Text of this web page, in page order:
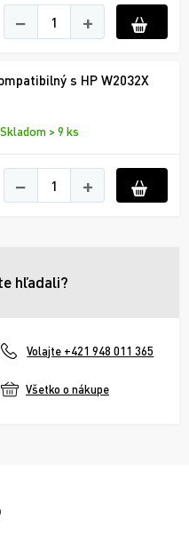
− +
s HP W2032X
Skladom > 9 ks
− +
hľadali?
Volajte +421 948 011 365
Všetko o nákupe